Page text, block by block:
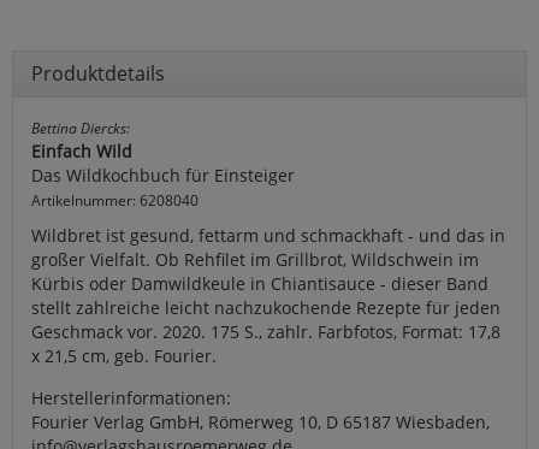
Produktdetails
Bettina Diercks:
Einfach Wild
Das Wildkochbuch für Einsteiger
Artikelnummer: 6208040
Wildbret ist gesund, fettarm und schmackhaft - und das in
großer Vielfalt. Ob Rehfilet im Grillbrot, Wildschwein im
Kürbis oder Damwildkeule in Chiantisauce - dieser Band
stellt zahlreiche leicht nachzukochende Rezepte für jeden
Geschmack vor. 2020. 175 S., zahlr. Farbfotos, Format: 17,8
x 21,5 cm, geb. Fourier.
Herstellerinformationen:
Fourier Verlag GmbH, Römerweg 10, D 65187 Wiesbaden,